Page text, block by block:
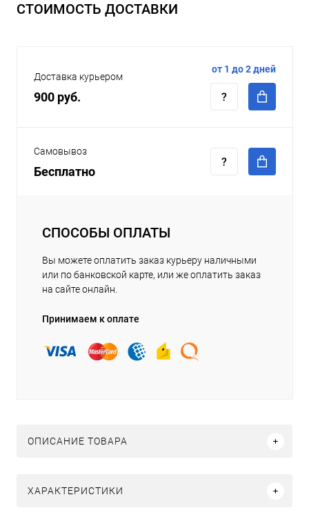
СТОИМОСТЬ ДОСТАВКИ
Доставка курьером
900 руб.
от 1 до 2 дней
Самовывоз
Бесплатно
СПОСОБЫ ОПЛАТЫ
Вы можете оплатить заказ курьеру наличными
или по банковской карте, или же оплатить заказ
на сайте онлайн.
Принимаем к оплате
ОПИСАНИЕ ТОВАРА
ХАРАКТЕРИСТИКИ